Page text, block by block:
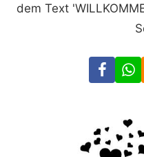
dem Text